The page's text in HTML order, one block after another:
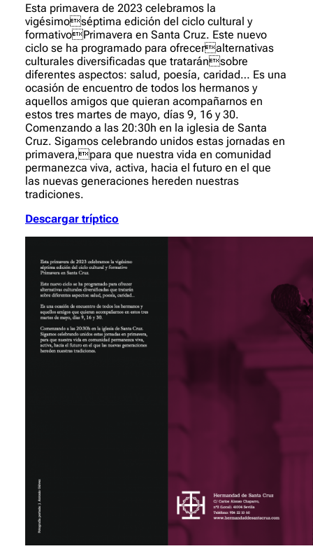
Esta primavera de 2023 celebramos la
vigésimoséptima edición del ciclo cultural y
formativoPrimavera en Santa Cruz. Este nuevo
ciclo se ha programado para ofreceralternativas
culturales diversificadas que trataránsobre
diferentes aspectos: salud, poesía, caridad… Es una
ocasión de encuentro de todos los hermanos y
aquellos amigos que quieran acompañarnos en
estos tres martes de mayo, días 9, 16 y 30.
Comenzando a las 20:30h en la iglesia de Santa
Cruz. Sigamos celebrando unidos estas jornadas en
primavera,para que nuestra vida en comunidad
permanezca viva, activa, hacia el futuro en el que
las nuevas generaciones hereden nuestras
tradiciones.
Descargar tríptico